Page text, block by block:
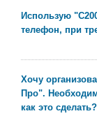
Использую
телефон, при
Хочу
Про".
как это сделать?